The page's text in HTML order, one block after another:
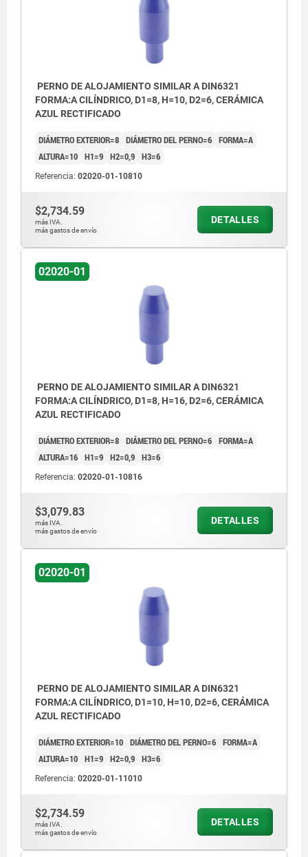
PERNO DE ALOJAMIENTO SIMILAR A DIN6321
FORMA:A CILÍNDRICO, D1=8, H=10, D2=6, CERÁMICA
AZUL RECTIFICADO
DIÁMETRO EXTERIOR=8 DIÁMETRO DEL PERNO=6 FORMA=A
ALTURA=10 H1=9 H2=0,9 H3=6
Referencia: 02020-01-10810
$2,734.59
más IVA.
más gastos de envío
DETALLES
02020-01
PERNO DE ALOJAMIENTO SIMILAR A DIN6321
FORMA:A CILÍNDRICO, D1=8, H=16, D2=6, CERÁMICA
AZUL RECTIFICADO
DIÁMETRO EXTERIOR=8 DIÁMETRO DEL PERNO=6 FORMA=A
ALTURA=16 H1=9 H2=0,9 H3=6
Referencia: 02020-01-10816
$3,079.83
más IVA.
más gastos de envío
DETALLES
02020-01
PERNO DE ALOJAMIENTO SIMILAR A DIN6321
FORMA:A CILÍNDRICO, D1=10, H=10, D2=6, CERÁMICA
AZUL RECTIFICADO
DIÁMETRO EXTERIOR=10 DIÁMETRO DEL PERNO=6 FORMA=A
ALTURA=10 H1=9 H2=0,9 H3=6
Referencia: 02020-01-11010
$2,734.59
más IVA.
más gastos de envío
DETALLES